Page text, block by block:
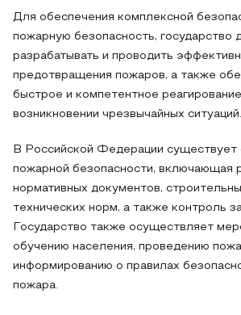
Для обеспечения комплексной
пожарную безопасность, государство
разрабатывать и проводить
предотвращения пожаров, а также
быстрое и компетентное
возникновении чрезвычайных ситуаций.
В Российской Федерации существует
пожарной безопасности, включающая
нормативных документов,
технических норм, а также контроль
Государство также осуществляет
обучению населения, проведению
информированию о правилах
пожара.